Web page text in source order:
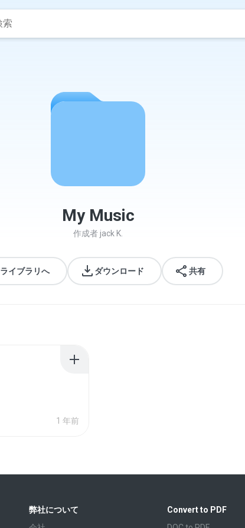
My Music
作成者jack K.
ライブラリへ ダウンロード 共有
1 年前
弊社について
Convert to PDF